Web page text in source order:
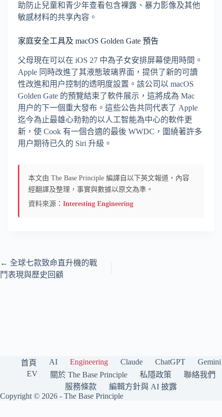
助防止兒童和青少年查看包含裸露、暴力影像及其他
敏感材料的共享內容。
家庭安全工具及 macOS Golden Gate 預告
父母現在可以在 iOS 27 中為子女安排屏幕使用時間。
Apple 同時改進了其液態玻璃界面，提供了新的可讀
性改進和用户控制的透明度設置。該公司以 macOS
Golden Gate 的預覽結束了軟件展示，這將成為 Mac
用户的下一個重大發布。這些公告共同代表了 Apple
迄今為止最雄心勃勃的以人工智能為中心的軟件更
新，使 Cook 有一個合適的最後 WWDC，圍繞著許多
用户期待已久的 Siri 升級。
本文由 The Base Principle 編譯自以下英文報道，內容
經翻譯及整理，事實與數據以原文為準。
資料來源： Interesting Engineering
← 全球七款致命直升機的戰
鬥表現與歷史回顧
首頁 AI Engineering Claude ChatGPT
Gemini
EV
關於 The Base Principle 私隱政策
聯絡我們
服務條款
編輯方針與 AI 披露
Copyright © 2026 - The Base Principle